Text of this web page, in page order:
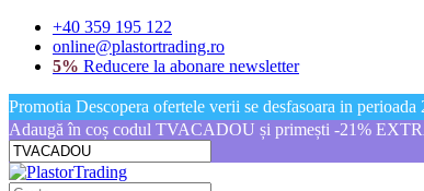
+40 359 195 122
online@plastortrading.ro
5% Reducere la abonare newsletter
Promotia Descopera ofertele verii se desfasoara in
Adaugă în coș codul TVACADOU și primești -21%